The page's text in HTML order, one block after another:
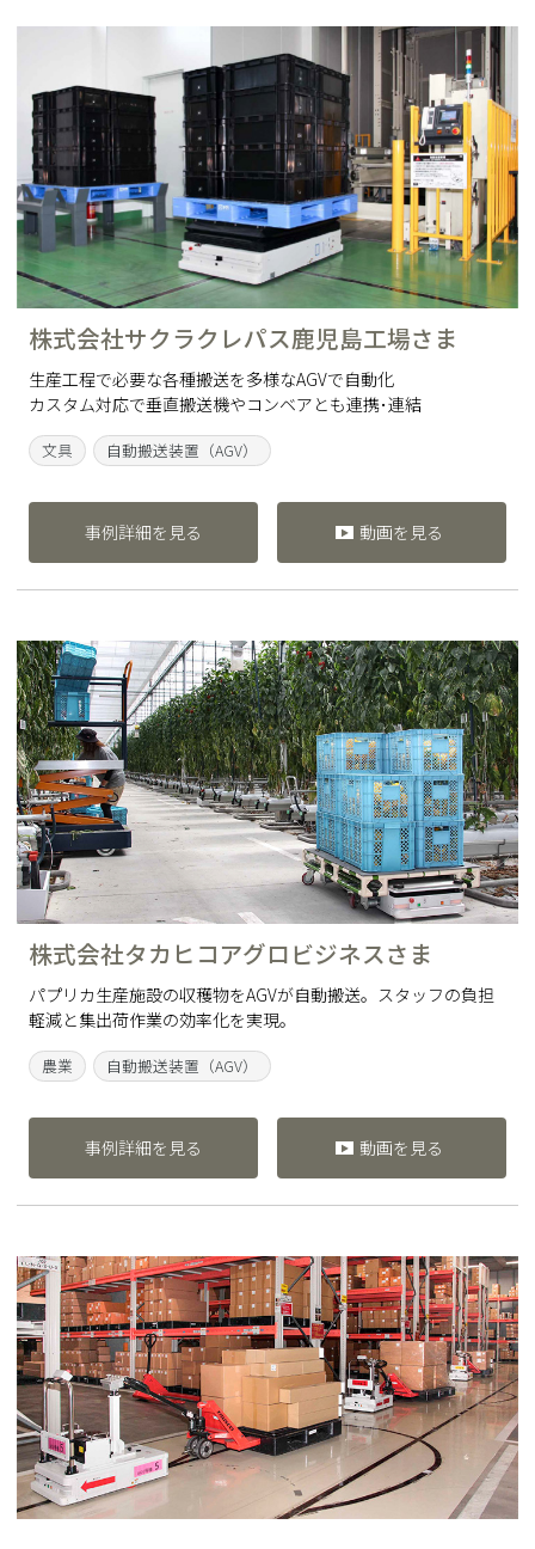
株式会社サクラクレパス鹿児島工場さま
生産工程で必要な各種搬送を多様なAGVで自動化
カスタム対応で垂直搬送機やコンベアとも連携･連結
文具 自動搬送装置（AGV）
事例詳細を見る 動画を見る
株式会社タカヒコアグロビジネスさま
パプリカ生産施設の収穫物をAGVが自動搬送。スタッフの負担
軽減と集出荷作業の効率化を実現。
農業 自動搬送装置（AGV）
事例詳細を見る 動画を見る